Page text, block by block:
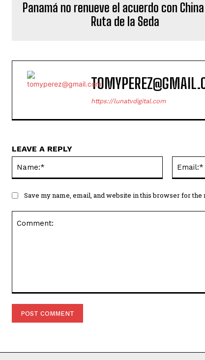
Panamá no renueve el acuerdo con
Ruta de la Seda
https://lunatvdigital.com
LEAVE A REPLY
Save my name, email, and website in this browser for